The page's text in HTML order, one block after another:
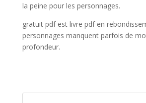
la peine pour les personnages.
gratuit pdf est livre pdf en
personnages manquent parfois de
profondeur.